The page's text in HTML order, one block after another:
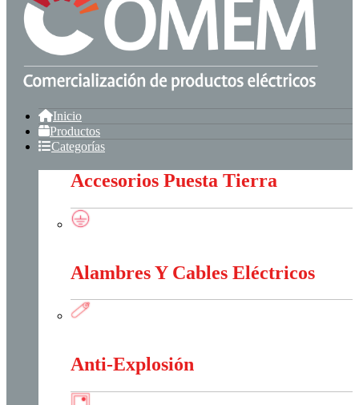
Inicio
Productos
Categorías
Accesorios Puesta Tierra
Alambres Y Cables Eléctricos
Anti-Explosión